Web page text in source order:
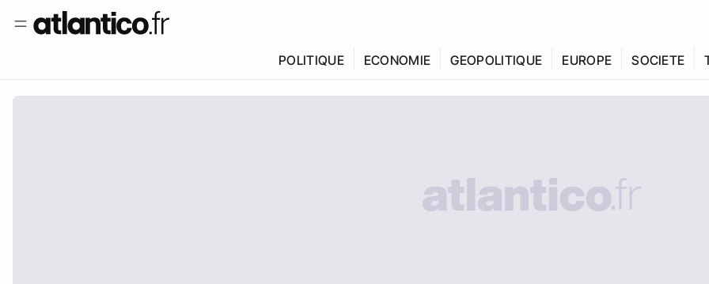
POLITIQUE ECONOMIE GEOPOLITIQUE EUROPE SOCIETE